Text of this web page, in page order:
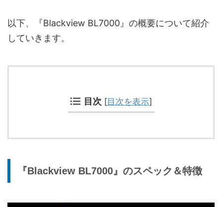
以下、『Blackview BL7000』の概要について紹介
していきます。
目次 [目次を表示]
『Blackview BL7000』のスペック＆特徴